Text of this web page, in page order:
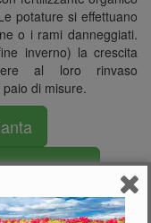
potature si effettuano
o i rami danneggiati.
inverno) la crescita
al loro rinvaso
di misure.
pianta